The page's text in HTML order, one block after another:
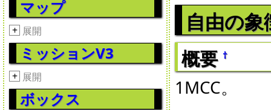
マップ
+ 展開
ミッションV3
+ 展開
ボックス
自由の
概要 †
1MCC。